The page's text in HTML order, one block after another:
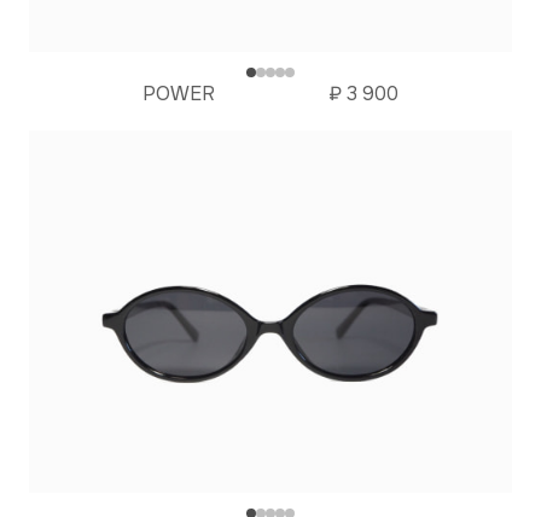
POWER ₽3 900